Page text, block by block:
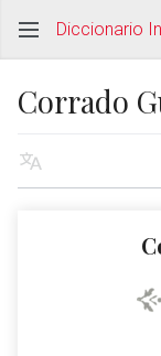
Diccionario
Corrado